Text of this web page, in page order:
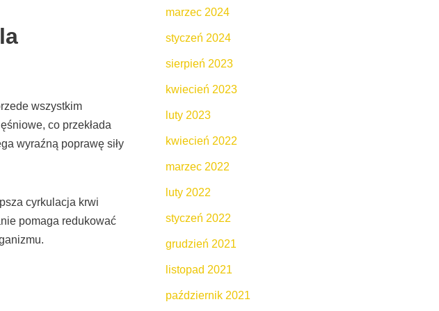
wszystkim
co przekłada
wyraźną poprawę siły
cyrkulacja krwi
pomaga redukować
marzec 2024
styczeń 2024
sierpień 2023
kwiecień 2023
luty 2023
kwiecień 2022
marzec 2022
luty 2022
styczeń 2022
grudzień 2021
listopad 2021
październik 2021